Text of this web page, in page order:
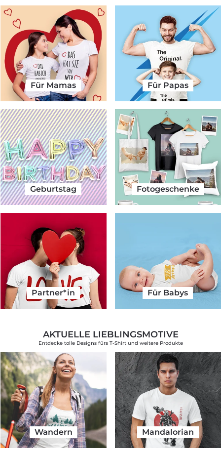
Für Papas
Für Mamas
Für Babys
Partner*in
Geburtstag Fotogeschenke
AKTUELLE LIEBLINGSMOTIVE
Entdecke tolle Designs fürs T-Shirt und weitere Produkte
Mandalorian
Wandern